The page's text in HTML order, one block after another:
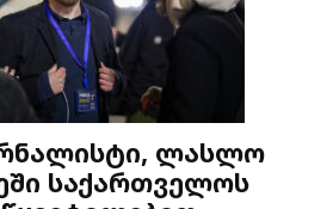
ლასლო
საქართველოს